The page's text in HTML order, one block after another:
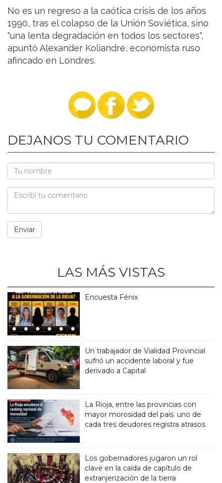
No es un regreso a la caótica crisis de los años
1990, tras el colapso de la Unión Soviética, sino
"una lenta degradación en todos los sectores",
apuntó Alexander Koliandre, economista ruso
afincado en Londres.
DEJANOS TU COMENTARIO
LAS MÁS VISTAS
Encuesta Fénix
Un trabajador de Vialidad Provincial
sufrió un accidente laboral y fue
derivado a Capital
La Rioja, entre las provincias con
mayor morosidad del país: uno de
cada tres deudores registra atrasos
Los gobernadores jugaron un rol
clave en la caída de capítulo de
extranjerización de la tierra